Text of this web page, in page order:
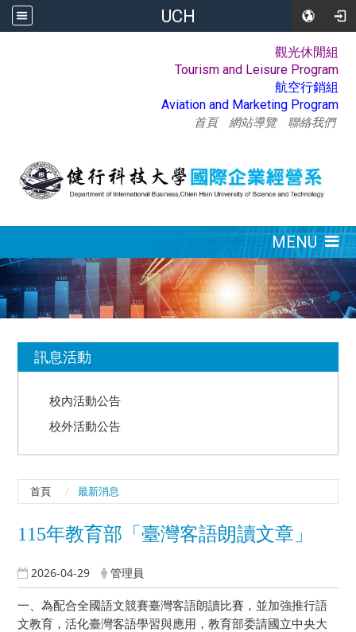
UCH
:::
觀光休閒組
Tourism and Leisure Program
航空行銷組
Aviation and Marketing Program
首頁 網站導覽 聯絡我們
MENU
訊息活動
校內活動公告
校外活動公告
首頁 最新消息
115年教育部「臺灣客語朗讀文章」
2026-04-29 管理員
一、為配合全國語文競賽臺灣客語朗讀比賽，並加強推行語
文教育，活化臺灣客語學習與應用，教育部委請國立中央大